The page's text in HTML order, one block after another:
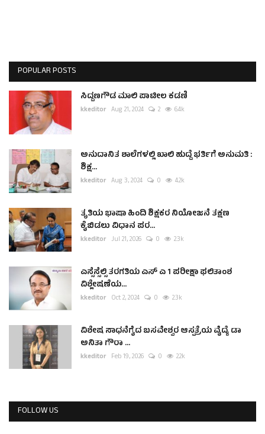
POPULAR POSTS
ಸಿದ್ದಣಗೌಡ ಮಾಲಿ ಪಾಟೀಲ ಕಡಣಿ
kkeditor Aug 21, 2024 2 6.4k
ಅನುದಾನಿತ ಶಾಲೆಗಳಲ್ಲಿ ಖಾಲಿ ಹುದ್ದೆ ಭರ್ತಿಗೆ ಅನುಮತಿ :
ಶಿಕ್ಷ...
kkeditor Aug 3, 2024 0 4.2k
ತೃತಿಯ ಭಾಷಾ ಹಿಂದಿ ಶಿಕ್ಷಕರ ನಿಯೋಜನೆ ತಕ್ಷಣ
ಕೈಬಿಡಲು ವಿಧಾನ ಪರ...
kkeditor Jul 21, 2026 0 2.3k
ಎಸ್ಸೆಸ್ಸೆಲ್ಸಿ ತರಗತಿಯ ಎಸ್ ಎ 1 ಪರೀಕ್ಷಾ ಫಲಿತಾಂಶ
ವಿಶ್ಲೇಷಣೆಯ...
kkeditor Oct 2, 2024 0 2.3k
ವಿಶೇಷ ಸಾಧನೆಗೈದ ಬಸವೇಶ್ವರ ಆಸ್ಪತ್ರೆಯ ವೈದ್ಯೆ ಡಾ
ಅನಿತಾ ಗೌರಾ ...
kkeditor Feb 19, 2026 0 2.2k
FOLLOW US